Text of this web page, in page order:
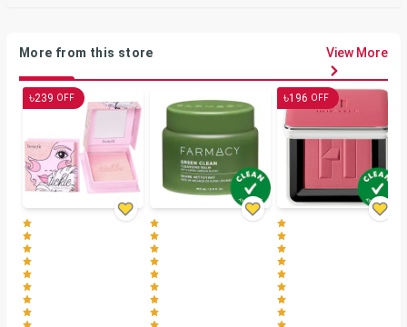
More from this store View More
৳239 OFF ৳196 OFF